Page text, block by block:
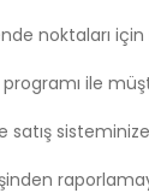
noktaları için
ile
satış